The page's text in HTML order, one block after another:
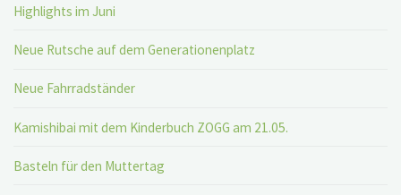
Highlights im Juni
Neue Rutsche auf dem Generationenplatz
Neue Fahrradständer
Kamishibai mit dem Kinderbuch ZOGG am 21.05.
Basteln für den Muttertag